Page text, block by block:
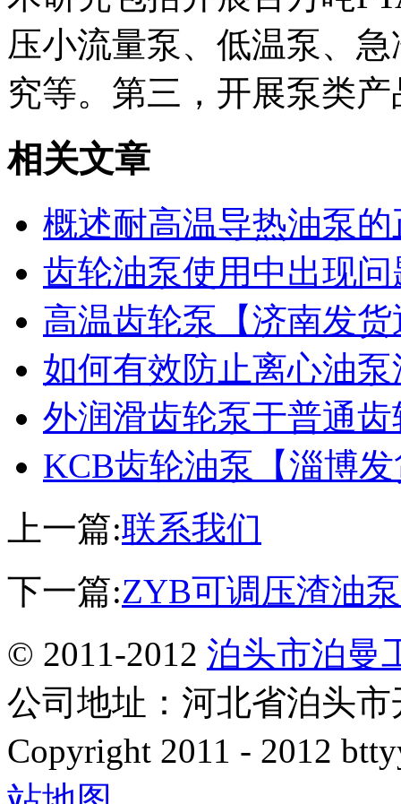
压小流量泵、低温泵、
究等。第三，开展泵类
相关文章
概述耐高温导热油泵
齿轮油泵使用中出现
高温齿轮泵【济南发
如何有效防止离心油
外润滑齿轮泵于普通
KCB齿轮油泵【淄博
上一篇:联系我们
下一篇:ZYB可调压渣油
© 2011-2012 泊头市泊曼
公司地址：河北省泊头
Copyright 2011 - 2012